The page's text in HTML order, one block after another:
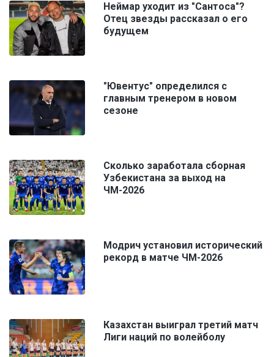
Неймар уходит из "Сантоса"?
Отец звезды рассказал о его
будущем
"Ювентус" определился с
главным тренером в новом
сезоне
Сколько заработала сборная
Узбекистана за выход на
ЧМ-2026
Модрич установил исторический
рекорд в матче ЧМ-2026
Казахстан выиграл третий матч
Лиги наций по волейболу